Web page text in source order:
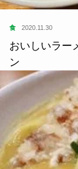
食 2020.11.30
おいしいラー
ン